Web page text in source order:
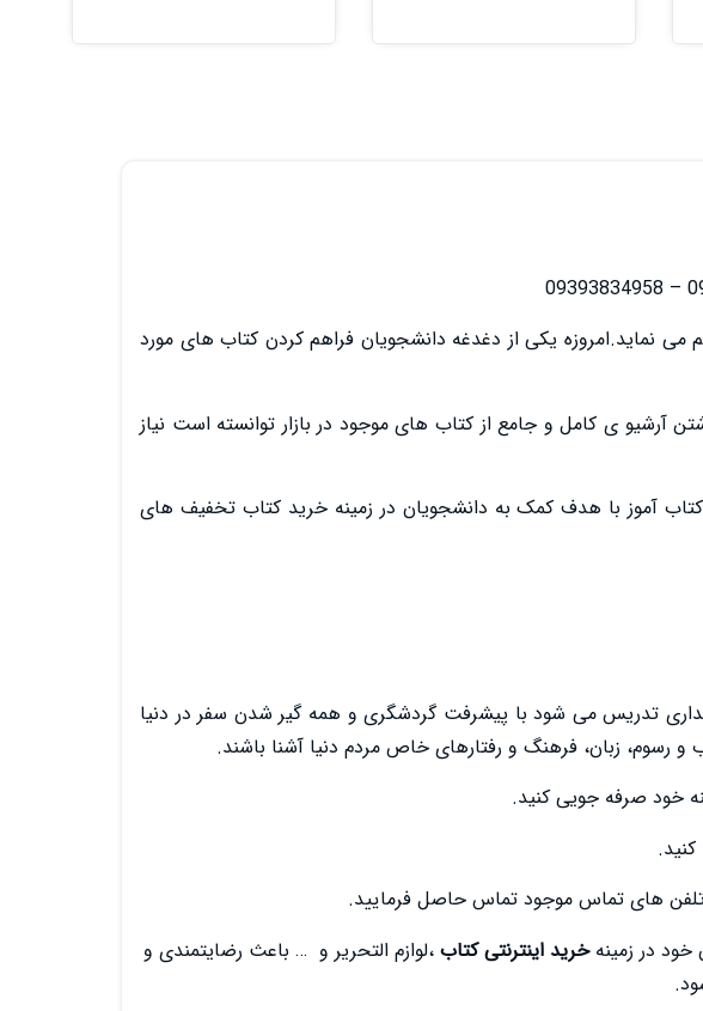
نماید.امروزه یکی از دغدغه دانشجویان فراهم کردن کتاب های مورد
آرشیو ی کامل و جامع از کتاب های موجود در بازار توانسته است نیاز
آموز با هدف کمک به دانشجویان در زمینه خرید کتاب تخفیف های
تدریس می شود با پیشرفت گردشگری و همه گیر شدن سفر در دنیا
و رسوم، زبان، فرهنگ و رفتارهای خاص مردم دنیا آشنا باشند.
خود صرفه جویی کنید.
تلفن های تماس موجود تماس حاصل فرمایید.
خود در زمینهخرید اینترنتی کتاب ،لوازم التحریر و … باعث رضایتمندی و